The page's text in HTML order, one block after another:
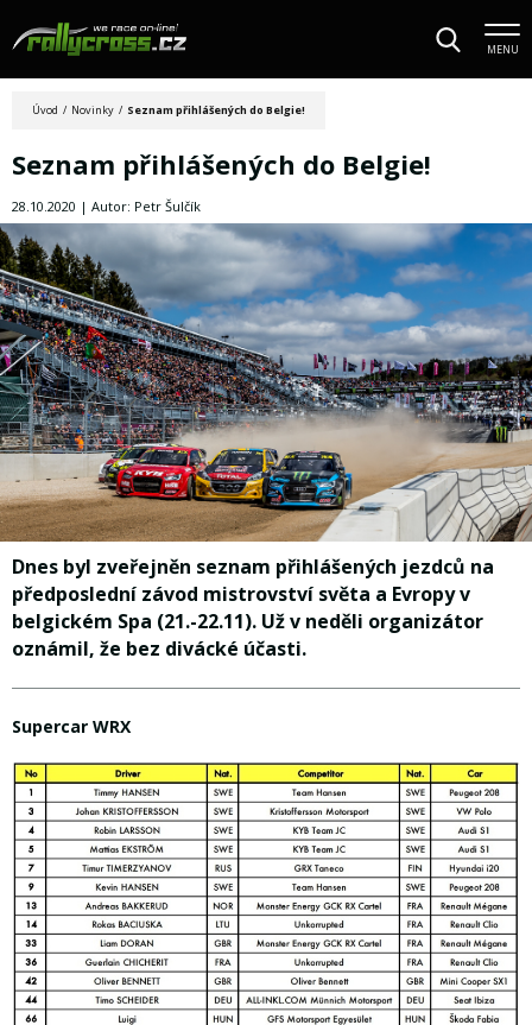
MENU
Úvod / Novinky / Seznam přihlášených do Belgie!
Seznam přihlášených do Belgie!
28.10.2020 | Autor: Petr Šulčík
Dnes byl zveřejněn seznam přihlášených jezdců na
předposlední závod mistrovství světa a Evropy v
belgickém Spa (21.-22.11). Už v neděli organizátor
oznámil, že bez divácké účasti.
Supercar WRX